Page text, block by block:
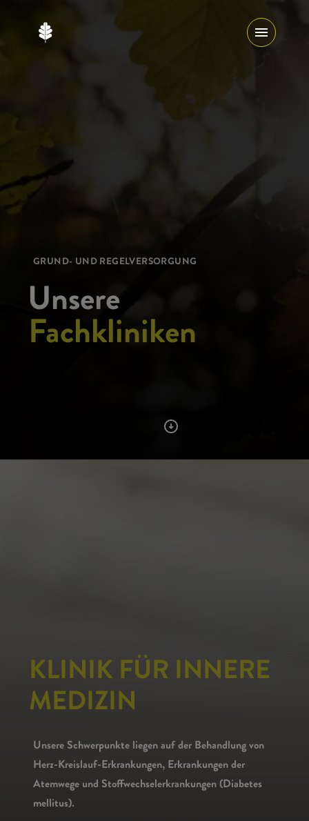
GRUND- UND REGELVERSORGUNG
Unsere
Fachkliniken
KLINIK FÜR INNERE
MEDIZIN
Unsere Schwerpunkte liegen auf der Behandlung von
Herz-Kreislauf-Erkrankungen, Erkrankungen der
Atemwege und Stoffwechselerkrankungen (Diabetes
mellitus).